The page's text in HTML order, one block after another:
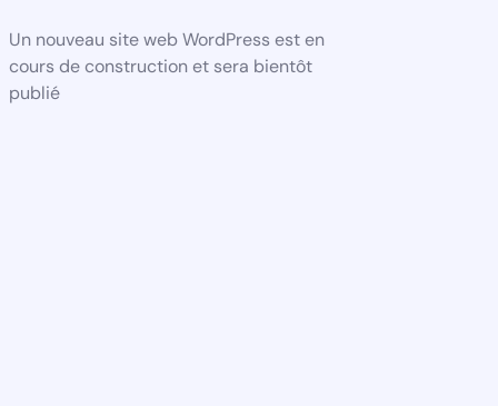
Un nouveau site web WordPress est en
cours de construction et sera bientôt
publié